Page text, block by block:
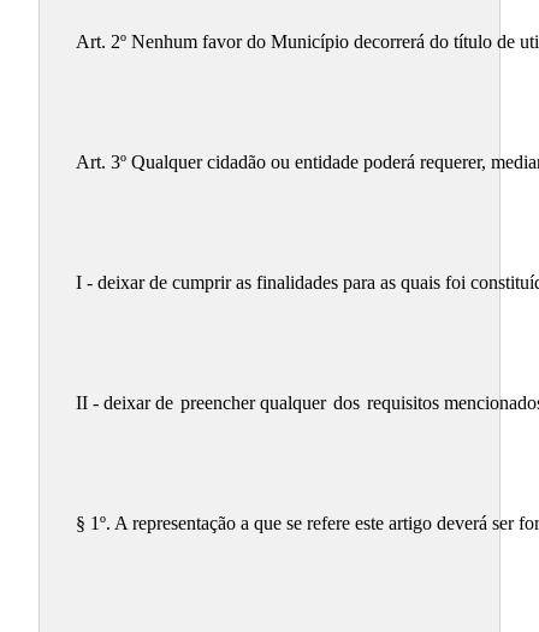
Art. 2º Nenhum favor do Município decorrerá do título de
Art. 3º Qualquer cidadão ou entidade poderá requerer,
I - deixar de cumprir as finalidades para as quais foi
II - deixar de preencher qualquer dos requisitos
§ 1º. A representação a que se refere este artigo deverá